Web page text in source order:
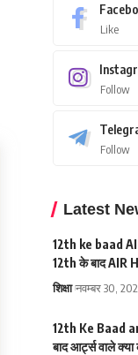
Like
Follow
Follow
Latest
12th ke baad
12th के बाद AIR
शिक्षा नवम्बर 30,
12th Ke Baad
बाद आर्ट्स वाले